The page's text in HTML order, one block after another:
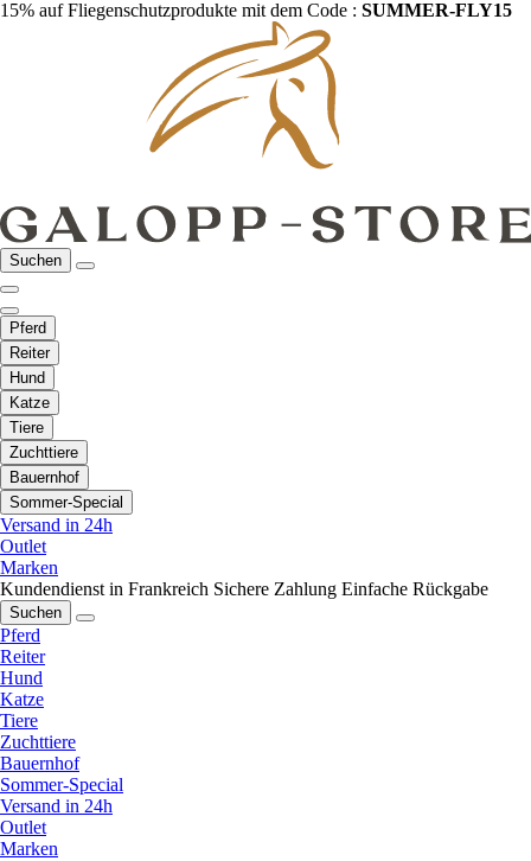
15% auf Fliegenschutzprodukte mit dem Code : SUMMER-FLY15
Suchen
Pferd
Reiter
Hund
Katze
Tiere
Zuchttiere
Bauernhof
Sommer-Special
Versand in 24h
Outlet
Marken
Kundendienst in Frankreich Sichere Zahlung Einfache Rückgabe
Suchen
Pferd
Reiter
Hund
Katze
Tiere
Zuchttiere
Bauernhof
Sommer-Special
Versand in 24h
Outlet
Marken